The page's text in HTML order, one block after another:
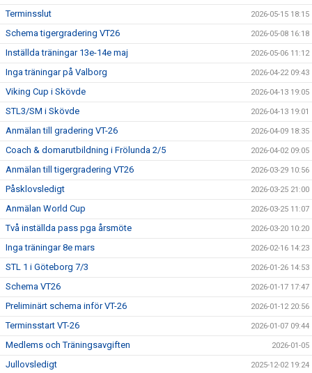
Terminsslut 2026-05-15 18:15
Schema tigergradering VT26 2026-05-08 16:18
Inställda träningar 13e-14e maj 2026-05-06 11:12
Inga träningar på Valborg 2026-04-22 09:43
Viking Cup i Skövde 2026-04-13 19:05
STL3/SM i Skövde 2026-04-13 19:01
Anmälan till gradering VT-26 2026-04-09 18:35
Coach & domarutbildning i Frölunda 2/5 2026-04-02 09:05
Anmälan till tigergradering VT26 2026-03-29 10:56
Påsklovsledigt 2026-03-25 21:00
Anmälan World Cup 2026-03-25 11:07
Två inställda pass pga årsmöte 2026-03-20 10:20
Inga träningar 8e mars 2026-02-16 14:23
STL 1 i Göteborg 7/3 2026-01-26 14:53
Schema VT26 2026-01-17 17:47
Preliminärt schema inför VT-26 2026-01-12 20:56
Terminsstart VT-26 2026-01-07 09:44
Medlems och Träningsavgiften 2026-01-05
Jullovsledigt 2025-12-02 19:24